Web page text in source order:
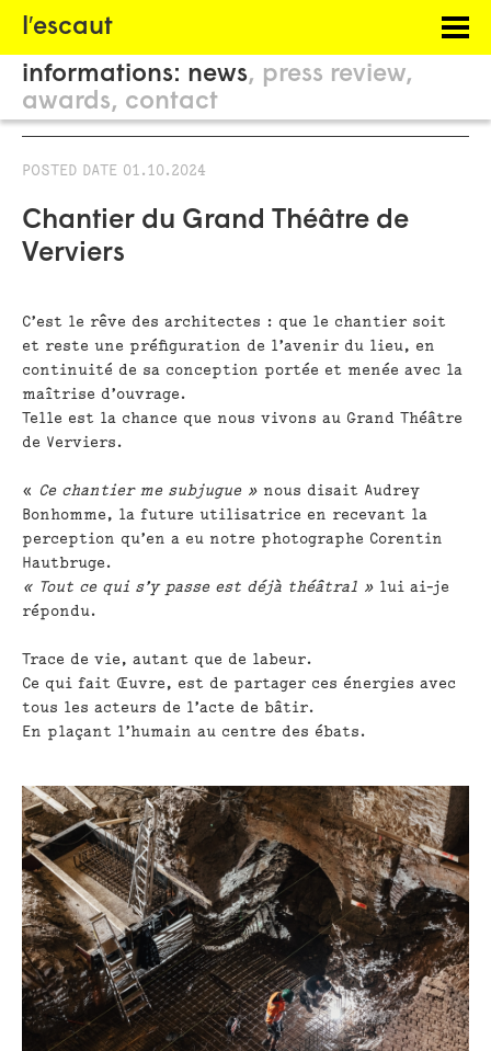
l′escaut
PHILOSOPHY
INFORMATION
informations: news
press review
awards
contact
POSTED DATE 01.10.2024
Chantier du Grand Théâtre de
Verviers
C’est le rêve des architectes : que le chantier soit
et reste une préfiguration de l’avenir du lieu, en
continuité de sa conception portée et menée avec la
maîtrise d’ouvrage.
Telle est la chance que nous vivons au Grand Théâtre
de Verviers.
« Ce chantier me subjugue » nous disait Audrey
Bonhomme, la future utilisatrice en recevant la
perception qu’en a eu notre photographe Corentin
Hautbruge.
« Tout ce qui s’y passe est déjà théâtral » lui ai-je
répondu.
Trace de vie, autant que de labeur.
Ce qui fait Œuvre, est de partager ces énergies avec
tous les acteurs de l’acte de bâtir.
En plaçant l’humain au centre des ébats.